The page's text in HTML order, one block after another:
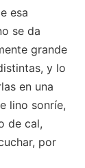
esa
se da
grande
y lo
en una
lino sonríe,
de cal,
por